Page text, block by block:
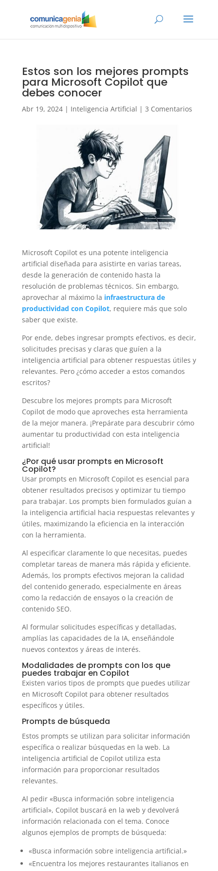
Estos son los mejores prompts
para Microsoft Copilot que
debes conocer
Abr 19, 2024| Inteligencia Artificial | 3 Comentarios
Microsoft Copilot es una potente inteligencia
artificial diseñada para asistirte en varias tareas,
desde la generación de contenido hasta la
resolución de problemas técnicos. Sin embargo,
aprovechar al máximo la infraestructura de
productividad con Copilot, requiere más que solo
saber que existe.
Por ende, debes ingresar prompts efectivos, es decir,
solicitudes precisas y claras que guíen a la
inteligencia artificial para obtener respuestas útiles y
relevantes. Pero ¿cómo acceder a estos comandos
escritos?
Descubre los mejores prompts para Microsoft
Copilot de modo que aproveches esta herramienta
de la mejor manera. ¡Prepárate para descubrir cómo
aumentar tu productividad con esta inteligencia
artificial!
¿Por qué usar prompts en Microsoft
Copilot?
Usar prompts en Microsoft Copilot es esencial para
obtener resultados precisos y optimizar tu tiempo
para trabajar. Los prompts bien formulados guían a
la inteligencia artificial hacia respuestas relevantes y
útiles, maximizando la eficiencia en la interacción
con la herramienta.
Al especificar claramente lo que necesitas, puedes
completar tareas de manera más rápida y eficiente.
Además, los prompts efectivos mejoran la calidad
del contenido generado, especialmente en áreas
como la redacción de ensayos o la creación de
contenido SEO.
Al formular solicitudes específicas y detalladas,
amplías las capacidades de la IA, enseñándole
nuevos contextos y áreas de interés.
Modalidades de prompts con los que
puedes trabajar en Copilot
Existen varios tipos de prompts que puedes utilizar
en Microsoft Copilot para obtener resultados
específicos y útiles.
Prompts de búsqueda
Estos prompts se utilizan para solicitar información
específica o realizar búsquedas en la web. La
inteligencia artificial de Copilot utiliza esta
información para proporcionar resultados
relevantes.
Al pedir «Busca información sobre inteligencia
artificial», Copilot buscará en la web y devolverá
información relacionada con el tema. Conoce
algunos ejemplos de prompts de búsqueda:
«Busca información sobre inteligencia artificial.»
«Encuentra los mejores restaurantes italianos en